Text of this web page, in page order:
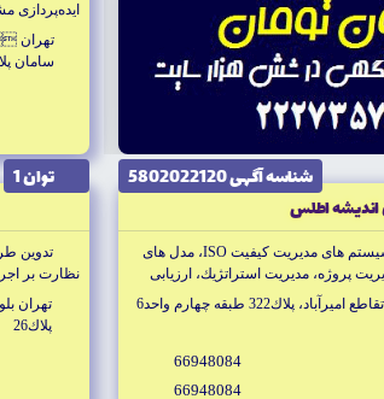
ايده‌پردازى
تهران
سامان پلاك
شناسه آگهى 5802022120
انديشه اطلس
مشاوره و خدمات آموزشى تمام سيستم هاى مديريت كيفيت ISO، مدل هاى
پروژه، مديريت استراتژيك، ارزيابى
سازمانى، سيستم هاى يكپارچه مديريت اطلاعات MIS، تهيه طرح هاى توجيهى و
در چهت كاهش ه
پلاك322 طبقه چهارم واحد6
66948084
66948084
توان 1
تدوين
نظارت بر
تهران
پلاك26